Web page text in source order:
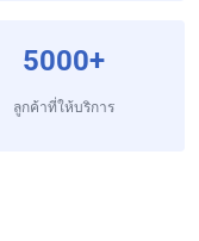
5000+
ลูกค้าที่ให้บริการ